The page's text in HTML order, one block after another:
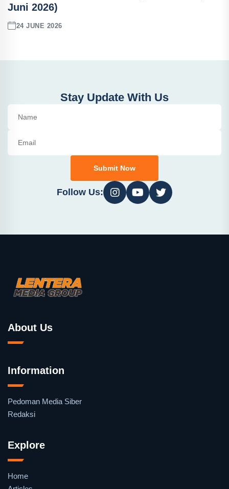
Juni 2026)
24 JUNE 2026
Stay Update With Us
Submit Now
Follow Us:
About Us
Information
Pedoman Media Siber
Redaksi
Explore
Home